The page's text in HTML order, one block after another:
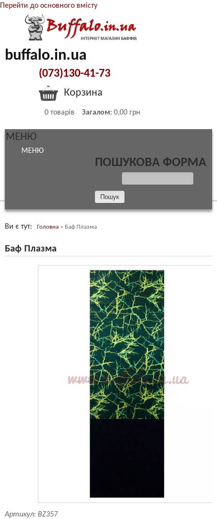
Перейти до основного вмісту
buffalo.in.ua
(073)130-41-73
Корзина
0 товарів Загалом: 0,00 грн
МЕНЮ
МЕНЮ
ПОШУКОВА ФОРМА
Ви є тут Головна » Баф Плазма
Баф Плазма
Артикул: BZ357